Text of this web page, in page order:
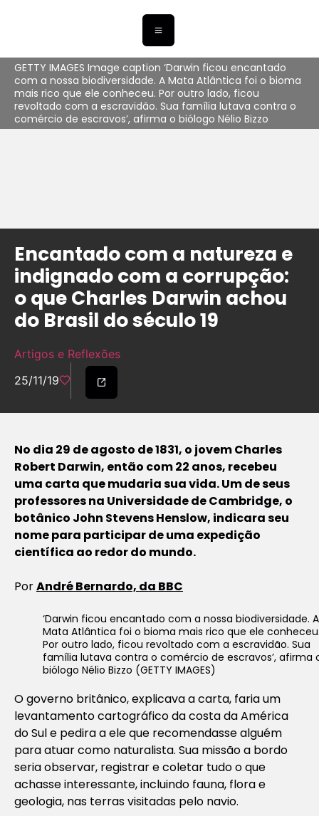
GETTY IMAGES Image caption ‘Darwin ficou encantado
com a nossa biodiversidade. A Mata Atlântica foi o bioma
mais rico que ele conheceu. Por outro lado, ficou
revoltado com a escravidão. Sua família lutava contra o
comércio de escravos’, afirma o biólogo Nélio Bizzo
Encantado com a natureza e
indignado com a corrupção:
o que Charles Darwin achou
do Brasil do século 19
Artigos e Reflexões
25/11/19
No dia 29 de agosto de 1831, o jovem Charles
Robert Darwin, então com 22 anos, recebeu
uma carta que mudaria sua vida. Um de seus
professores na Universidade de Cambridge, o
botânico John Stevens Henslow, indicara seu
nome para participar de uma expedição
científica ao redor do mundo.
PorAndré Bernardo, da BBC
‘Darwin ficou encantado com a nossa biodiversidade. A
Mata Atlântica foi o bioma mais rico que ele
Por outro lado, ficou revoltado com a escravidão. Sua
família lutava contra o comércio de escravos’, afirma
biólogo Nélio Bizzo (GETTY IMAGES)
O governo britânico, explicava a carta, faria um
levantamento cartográfico da costa da América
do Sul e pedira a ele que recomendasse alguém
para atuar como naturalista. Sua missão a bordo
seria observar, registrar e coletar tudo o que
achasse interessante, incluindo fauna, flora e
geologia, nas terras visitadas pelo navio.